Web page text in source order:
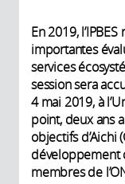
En 2019,
importantes
services
session sera
4 mai 2019, à
point, deux ans
objectifs d’Aichi
développement
membres de